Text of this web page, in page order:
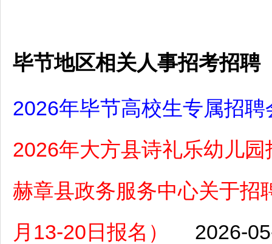
毕节地区相关人事招考招聘
2026年毕节高校生专属招
2026年大方县诗礼乐幼儿园
赫章县政务服务中心关于招
月13-20日报名）
2026-